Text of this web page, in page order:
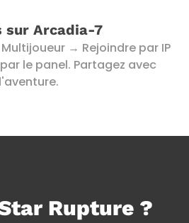
sur Arcadia-7
→ Rejoindre par IP
le panel. Partagez avec
Rupture ?